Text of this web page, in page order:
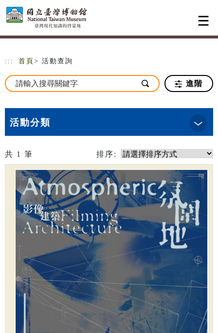
跳到主要內容
網站導覽
::: 首頁 > 活動查詢
進階
活動分類
共 1 筆 排序: